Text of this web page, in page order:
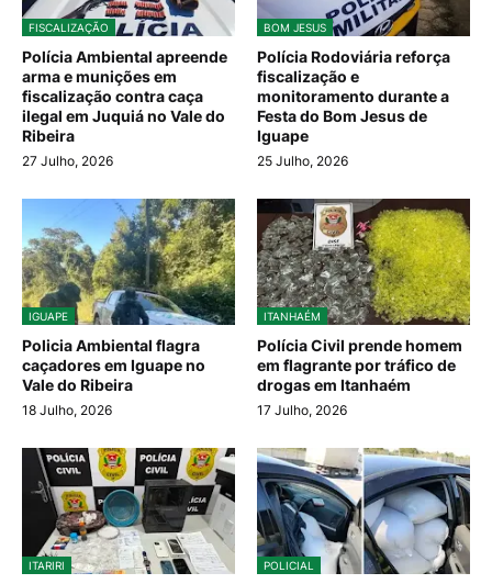
FISCALIZAÇÃO
Polícia Ambiental apreende
arma e munições em
fiscalização contra caça
ilegal em Juquiá no Vale do
Ribeira
27 Julho, 2026
BOM JESUS
Polícia Rodoviária reforça
fiscalização e
monitoramento durante a
Festa do Bom Jesus de
Iguape
25 Julho, 2026
IGUAPE
Policia Ambiental flagra
caçadores em Iguape no
Vale do Ribeira
18 Julho, 2026
ITANHAÉM
Polícia Civil prende homem
em flagrante por tráfico de
drogas em Itanhaém
17 Julho, 2026
ITARIRI POLICIAL